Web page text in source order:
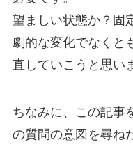
望ましい状態か？固
劇的な変化でなくと
直していこうと思い
ちなみに、この記事
の質問の意図を尋ね